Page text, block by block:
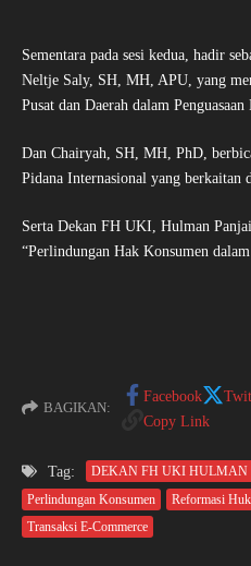
Sementara pada sesi kedua, hadir
Neltje Saly, SH, MH, APU, yang
Pusat dan Daerah dalam
Dan Chairyah, SH, MH, PhD,
Pidana Internasional yang berkaitan
Serta Dekan FH UKI, Hulman
“Perlindungan Hak Konsumen
BAGIKAN:
Facebook
Copy Link
Tag:
DEKAN FH UKI HULMAN
Perlindungan Konsumen
Reformasi
Transaksi E-Commerce